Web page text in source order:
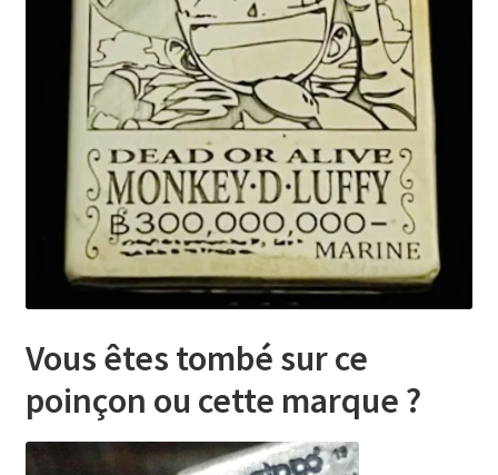
Vous êtes tombé sur ce
poinçon ou cette marque ?